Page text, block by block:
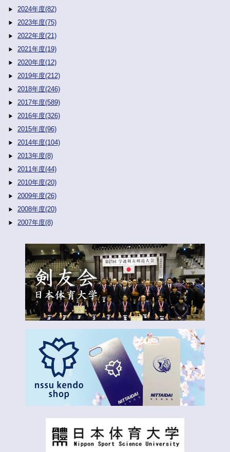
2024年度(82)
2023年度(75)
2022年度(21)
2021年度(19)
2020年度(12)
2019年度(212)
2018年度(246)
2017年度(589)
2016年度(326)
2015年度(96)
2014年度(104)
2013年度(8)
2011年度(44)
2010年度(20)
2009年度(26)
2008年度(20)
2007年度(8)